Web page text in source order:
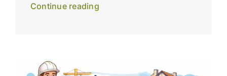
Continue reading